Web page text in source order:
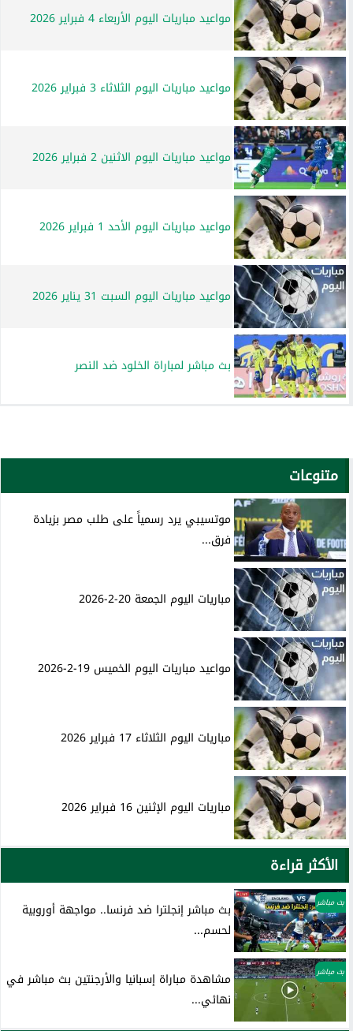
مواعيد مباريات اليوم الأربعاء 4 فبراير 2026
مواعيد مباريات اليوم الثلاثاء 3 فبراير 2026
مواعيد مباريات اليوم الاثنين 2 فبراير 2026
مواعيد مباريات اليوم الأحد 1 فبراير 2026
مواعيد مباريات اليوم السبت 31 يناير 2026
بث مباشر لمباراة الخلود ضد النصر
متنوعات
موتسيبي يرد رسمياً على طلب مصر بزيادة
فرق...
مباريات اليوم الجمعة 20-2-2026
مواعيد مباريات اليوم الخميس 19-2-2026
مباريات اليوم الثلاثاء 17 فبراير 2026
مباريات اليوم الإثنين 16 فبراير 2026
الأكثر قراءة
بث مباشر
بث مباشر إنجلترا ضد فرنسا.. مواجهة أوروبية
لحسم...
بث مباشر
مشاهدة مباراة إسبانيا والأرجنتين بث مباشر في
نهائي...